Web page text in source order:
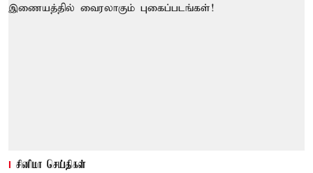
சினிமா செய்திகள்